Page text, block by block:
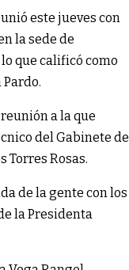
este jueves con
la sede de
que calificó como
a la que
del Gabinete de
Torres Rosas.
de la gente con los
la Presidenta